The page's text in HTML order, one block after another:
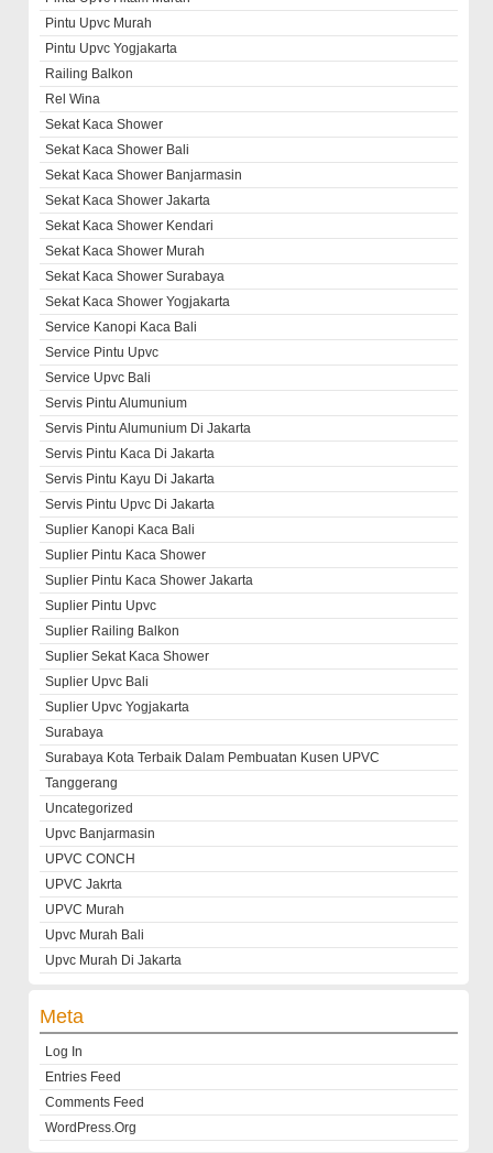
Pintu Upvc Murah
Pintu Upvc Yogjakarta
Railing Balkon
Rel Wina
Sekat Kaca Shower
Sekat Kaca Shower Bali
Sekat Kaca Shower Banjarmasin
Sekat Kaca Shower Jakarta
Sekat Kaca Shower Kendari
Sekat Kaca Shower Murah
Sekat Kaca Shower Surabaya
Sekat Kaca Shower Yogjakarta
Service Kanopi Kaca Bali
Service Pintu Upvc
Service Upvc Bali
Servis Pintu Alumunium
Servis Pintu Alumunium Di Jakarta
Servis Pintu Kaca Di Jakarta
Servis Pintu Kayu Di Jakarta
Servis Pintu Upvc Di Jakarta
Suplier Kanopi Kaca Bali
Suplier Pintu Kaca Shower
Suplier Pintu Kaca Shower Jakarta
Suplier Pintu Upvc
Suplier Railing Balkon
Suplier Sekat Kaca Shower
Suplier Upvc Bali
Suplier Upvc Yogjakarta
Surabaya
Surabaya Kota Terbaik Dalam Pembuatan Kusen UPVC
Tanggerang
Uncategorized
Upvc Banjarmasin
UPVC CONCH
UPVC Jakrta
UPVC Murah
Upvc Murah Bali
Upvc Murah Di Jakarta
Meta
Log In
Entries Feed
Comments Feed
WordPress.org